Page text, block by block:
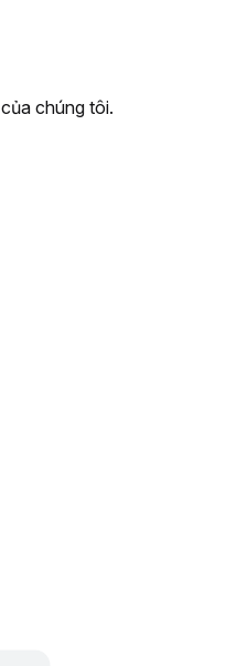
của chúng tôi.